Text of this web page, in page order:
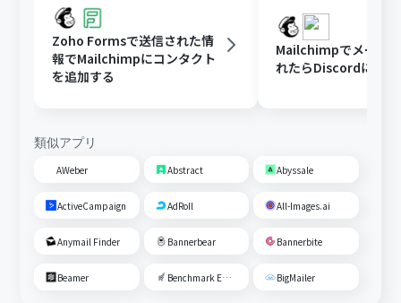
Zoho Formsで送信された情
報でMailchimpにコンタクト
を追加する
Mailchimpでメール
れたらDiscordに通
類似アプリ
AWeber Abstract Abyssale
ActiveCampaign AdRoll All-Images.ai
Anymail Finder Bannerbear Bannerbite
Beamer Benchmark Email BigMailer